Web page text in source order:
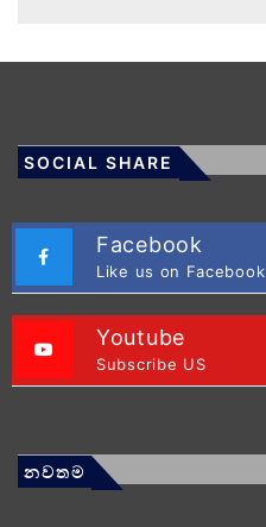
SOCIAL SHARE
Facebook
Like us on Facebook
Youtube
Subscribe US
නවතම